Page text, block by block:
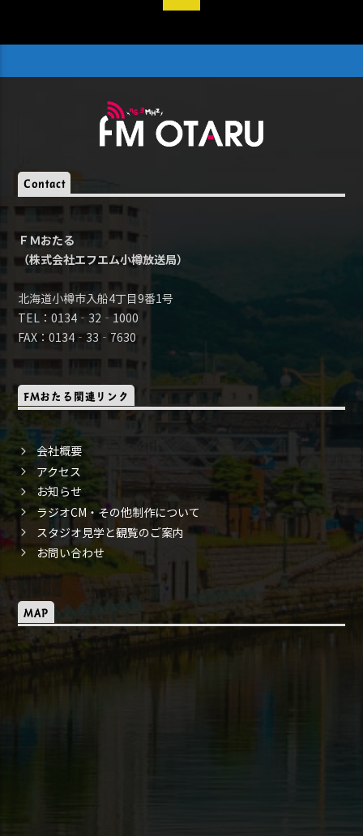
Contact
ＦＭおたる
（株式会社エフエム小樽放送局）
北海道小樽市入船4丁目9番1号
TEL：0134‐32‐1000
FAX：0134‐33‐7630
FMおたる関連リンク
会社概要
アクセス
お知らせ
ラジオCM・その他制作について
スタジオ見学と観覧のご案内
お問い合わせ
MAP